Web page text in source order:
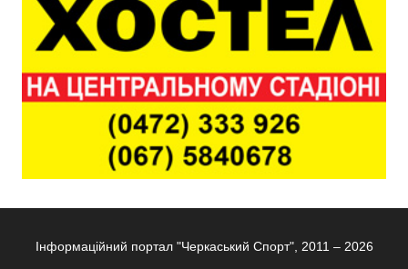
Інформаційний портал "Черкаський Спорт", 2011 – 2026